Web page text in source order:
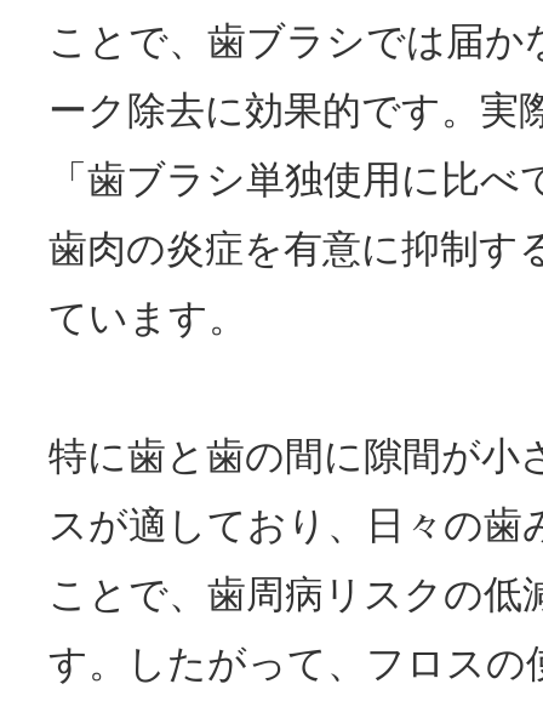
ことで、歯ブラシでは届か
ーク除去に効果的です。実
「歯ブラシ単独使用に比
歯肉の炎症を有意に抑制す
ています。
特に歯と歯の間に隙間が小
スが適しており、日々の歯
ことで、歯周病リスクの低
す。したがって、フロスの